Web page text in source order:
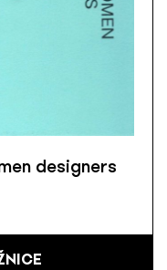
designers